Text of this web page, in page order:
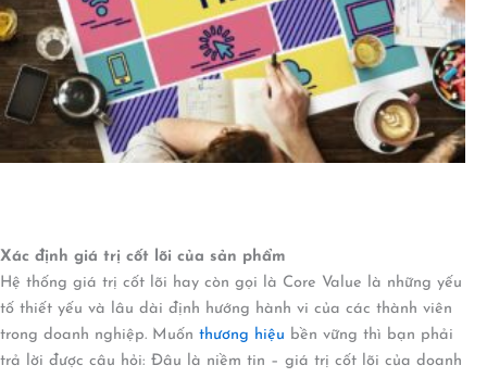
Xác định giá trị cốt lõi của sản phẩm
Hệ thống giá trị cốt lõi hay còn gọi là Core Value là những yếu
tố thiết yếu và lâu dài định hướng hành vi của các thành viên
trong doanh nghiệp. Muốn thương hiệu bền vững thì bạn phải
trả lời được câu hỏi: Đâu là niềm tin – giá trị cốt lõi của doanh